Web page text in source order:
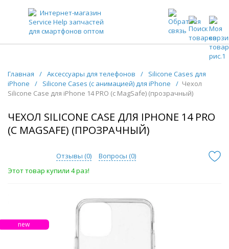
ЗАПЧАСТИ ДЛЯ ТЕЛЕФОНОВ ОПТОМ
Главная / Аксессуары для телефонов /
Silicone Cases для
iPhone
/ Silicone Cases (с анимацией) для iPhone / Чехол
Silicone Case для iPhone 14 PRO (с MagSafe) (прозрачный)
ЧЕХОЛ SILICONE CASE ДЛЯ IPHONE 14 PRO
(С MAGSAFE) (ПРОЗРАЧНЫЙ)
Отзывы (0) Вопросы (0)
Этот товар купили 4 раз!
new